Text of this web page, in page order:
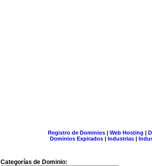
Registro de Dominios| Web Hosting |
Dominios Expirados | Industrias |
Categorías de Dominio: